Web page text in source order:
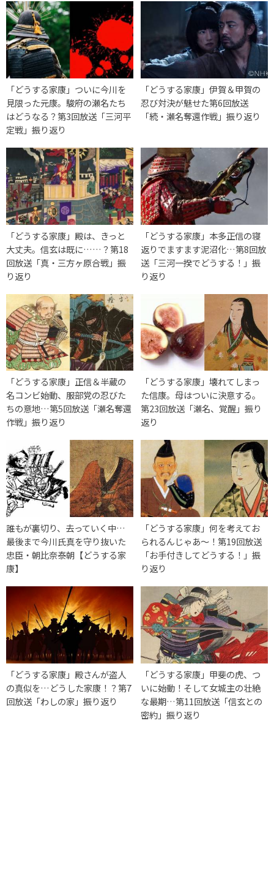
「どうする家康」ついに今川を
見限った元康。駿府の瀬名たち
はどうなる？第3回放送「三河平
定戦」振り返り
「どうする家康」伊賀＆甲賀の
忍び対決が魅せた第6回放送
「続・瀬名奪還作戦」振り返り
「どうする家康」殿は、きっと
大丈夫。信玄は既に……？第18
回放送「真・三方ヶ原合戦」振
り返り
「どうする家康」本多正信の寝
返りでますます泥沼化…第8回放
送「三河一揆でどうする！」振
り返り
「どうする家康」正信＆半蔵の
名コンビ始動、服部党の忍びた
ちの意地…第5回放送「瀬名奪還
作戦」振り返り
「どうする家康」壊れてしまっ
た信康。母はついに決意する。
第23回放送「瀬名、覚醒」振り
返り
誰もが裏切り、去っていく中…
最後まで今川氏真を守り抜いた
忠臣・朝比奈泰朝【どうする家
康】
「どうする家康」何を考えてお
られるんじゃあ～！第19回放送
「お手付きしてどうする！」振
り返り
「どうする家康」殿さんが盗人
の真似を…どうした家康！？第7
回放送「わしの家」振り返り
「どうする家康」甲斐の虎、つ
いに始動！そして女城主の壮絶
な最期…第11回放送「信玄との
密約」振り返り